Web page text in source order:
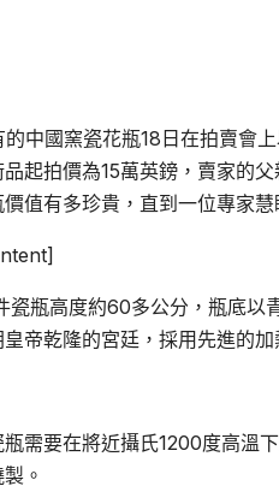
中國窯瓷花瓶18日在拍賣會
起拍價為15萬英鎊，賣家的
值有多珍貴，直到一位專家慧
瓷瓶高度約60多公分，瓶底以
帝乾隆的宮廷，採用先進的
需要在將近攝氏1200度高溫
。